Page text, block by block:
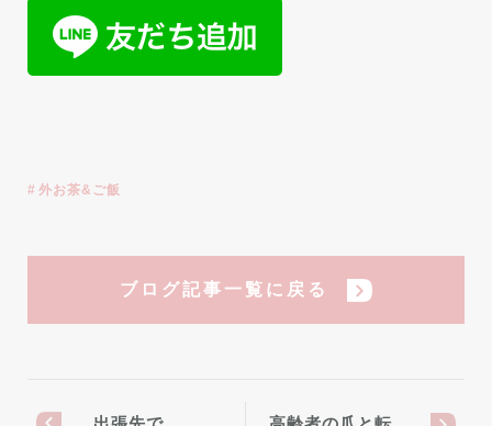
外お茶&ご飯
ブログ記事一覧に戻る